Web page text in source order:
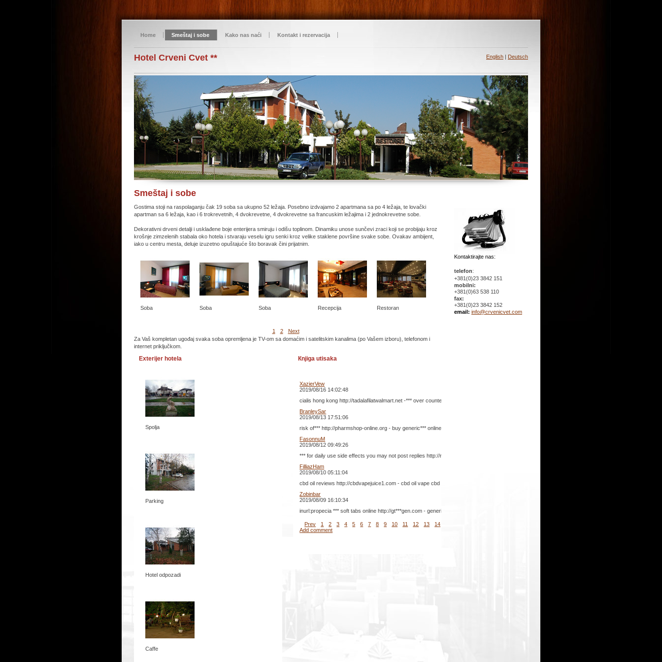
Home Smeštaj i sobe Kako nas naći Kontakt i rezervacija
Hotel Crveni Cvet ** English | Deutsch
Smeštaj i sobe
Gostima stoji na raspolaganju čak 19 soba sa ukupno 52 ležaja. Posebno izdvajamo 2 apartmana sa po 4 ležaja, te lovački
apartman sa 6 ležaja, kao i 6 trokrevetnih, 4 dvokrevetne, 4 dvokrevetne sa francuskim ležajima i 2 jednokrevetne sobe.
Dekorativni drveni detalji i usklađene boje enterijera smiruju i odišu toplinom. Dinamiku unose sunčevi zraci koji se probijaju kroz
krošnje zimzelenih stabala oko hotela i stvaraju veselu igru senki kroz velike staklene površine svake sobe. Ovakav ambijent,
iako u centru mesta, deluje izuzetno opuštajuće što boravak čini prijatnim.
Soba Soba Soba Recepcija Restoran
1 2
Next
Za Vaš kompletan ugođaj svaka soba opremljena je TV-om sa domaćim i satelitskim kanalima (po Vašem izboru), telefonom i
internet priključkom.
Exterijer hotela
Spolja
Parking
Hotel odpozadi
Caffe
Кnjiga utisaka
XazierVew
2019/08/16 14:02:48
cialis hong kong http://tadalafilatwalmart.net -*** over counter at walmart *** generic cheap version 3.8.7 <a href="http://tadalafilatwalmart.net ">cialis
BranleySar
2019/08/13 17:51:06
risk of*** http://pharmshop-online.org - buy generic*** online *** *** celebrex best price <a href="http://pharmshop-online.org&q uot;>generic*** usa </a>
FasonnuM
2019/08/12 09:49:26
*** for daily use side effects you may not post replies http://rx***can.com - *** for sale buy *** online msn messenger <a href="http://rx***can.com">
FilliazHam
2019/08/10 05:11:04
cbd oil reviews http://cbdvapejuice1.com - cbd oil vape cbd oil cancer dosage <a href="http://cbdvapejuice1.com&quot ;>cbd vape pen </a> - cbd oil
Zobinbar
2019/08/09 16:10:34
inurl:propecia *** soft tabs online http://gt***gen.com - generic *** usa cheap generic *** <a href="http://gt***gen.com"> *** for sale </a> - buy tadalafil
Prev 1 2 3 4 5 6 7 8 9 10 11 12 13 14
Add comment
Kontaktirajte nas:
telefon:
+381(0)23 3842 151
mobilni:
+381(0)63 538 110
fax:
+381(0)23 3842 152
email: info@crvenicvet.com